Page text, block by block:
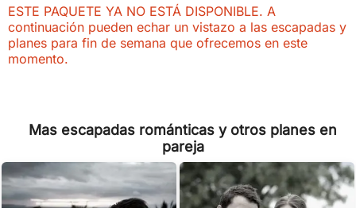
ESTE PAQUETE YA NO ESTÁ DISPONIBLE. A
continuación pueden echar un vistazo a las escapadas y
planes para fin de semana que ofrecemos en este
momento.
Mas escapadas románticas y otros planes en
pareja